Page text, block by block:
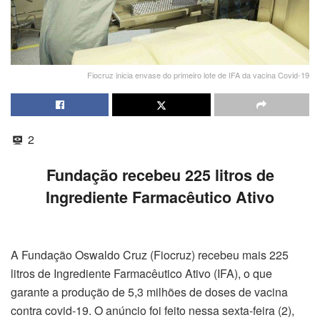
Fiocruz inicia envase do primeiro lote de IFA da vacina Covid-19
2
Fundação recebeu 225 litros de
Ingrediente Farmacêutico Ativo
A Fundação Oswaldo Cruz (Fiocruz) recebeu mais 225
litros de Ingrediente Farmacêutico Ativo (IFA), o que
garante a produção de 5,3 milhões de doses de vacina
contra covid-19. O anúncio foi feito nessa sexta-feira (2),